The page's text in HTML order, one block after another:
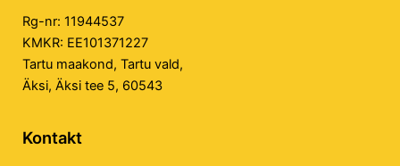
Rg-nr: 11944537
KMKR: EE101371227
Tartu maakond, Tartu vald,
Äksi, Äksi tee 5, 60543
Kontakt